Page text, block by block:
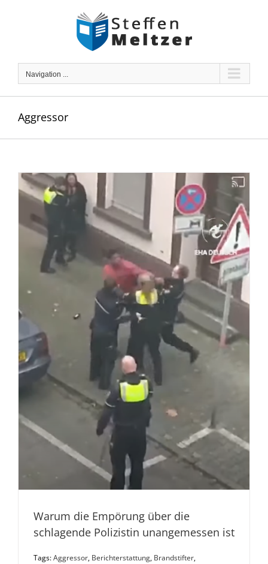
Navigation ...
Aggressor
Warum die Empörung über die
schlagende Polizistin unangemessen ist
Tags:Aggressor, Berichterstattung, Brandstifter,